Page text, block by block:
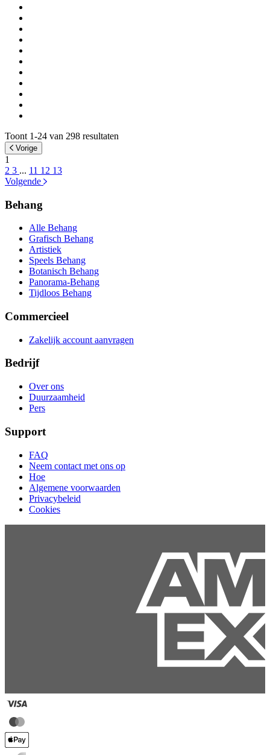
Toont 1-24 van 298 resultaten
Vorige
1
2 3 ... 11 12 13
Volgende
Behang
Alle Behang
Grafisch Behang
Artistiek
Speels Behang
Botanisch Behang
Panorama-Behang
Tijdloos Behang
Commercieel
Zakelijk account aanvragen
Bedrijf
Over ons
Duurzaamheid
Pers
Support
FAQ
Neem contact met ons op
Hoe
Algemene voorwaarden
Privacybeleid
Cookies